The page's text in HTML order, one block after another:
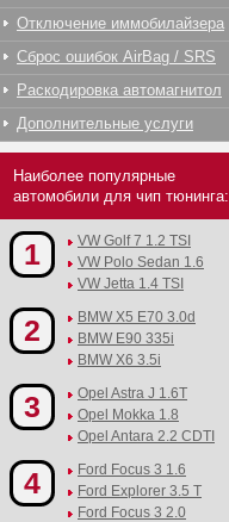
Отключение иммобилайзера
Сброс ошибок AirBag / SRS
Раскодировка автомагнитол
Дополнительные услуги
Наиболее популярные
автомобили для чип тюнинга:
1
VW Golf 7 1.2 TSI
VW Polo Sedan 1.6
VW Jetta 1.4 TSI
2
BMW X5 E70 3.0d
BMW E90 335i
BMW X6 3.5i
3
Opel Astra J 1.6T
Opel Mokka 1.8
Opel Antara 2.2 CDTI
4
Ford Focus 3 1.6
Ford Explorer 3.5 T
Ford Focus 3 2.0